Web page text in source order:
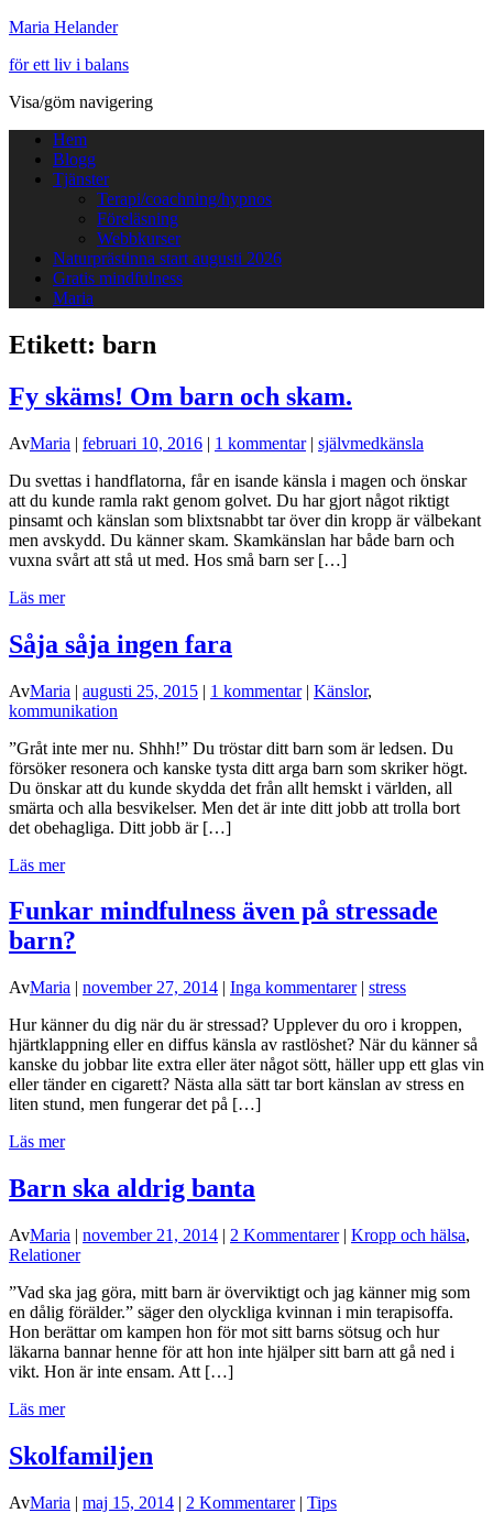
Maria Helander
för ett liv i balans
Visa/göm navigering
Hem
Blogg
Tjänster
Terapi/coachning/hypnos
Föreläsning
Webbkurser
Naturprästinna start augusti 2026
Gratis mindfulness
Maria
Etikett: barn
Fy skäms! Om barn och skam.
AvMaria | februari 10, 2016 | 1 kommentar| självmedkänsla
Du svettas i handflatorna, får en isande känsla i magen och önskar
att du kunde ramla rakt genom golvet. Du har gjort något riktigt
pinsamt och känslan som blixtsnabbt tar över din kropp är välbekant
men avskydd. Du känner skam. Skamkänslan har både barn och
vuxna svårt att stå ut med. Hos små barn ser […]
Läs mer
Såja såja ingen fara
AvMaria | augusti 25, 2015 | 1 kommentar| Känslor,
kommunikation
”Gråt inte mer nu. Shhh!” Du tröstar ditt barn som är ledsen. Du
försöker resonera och kanske tysta ditt arga barn som skriker högt.
Du önskar att du kunde skydda det från allt hemskt i världen, all
smärta och alla besvikelser. Men det är inte ditt jobb att trolla bort
det obehagliga. Ditt jobb är […]
Läs mer
Funkar mindfulness även på stressade
barn?
AvMaria | november 27, 2014 | Inga kommentarer| stress
Hur känner du dig när du är stressad? Upplever du oro i kroppen,
hjärtklappning eller en diffus känsla av rastlöshet? När du känner så
kanske du jobbar lite extra eller äter något sött, häller upp ett glas vin
eller tänder en cigarett? Nästa alla sätt tar bort känslan av stress en
liten stund, men fungerar det på […]
Läs mer
Barn ska aldrig banta
AvMaria | november 21, 2014 | 2 Kommentarer| Kropp och hälsa,
Relationer
”Vad ska jag göra, mitt barn är överviktigt och jag känner mig som
en dålig förälder.” säger den olyckliga kvinnan i min terapisoffa.
Hon berättar om kampen hon för mot sitt barns sötsug och hur
läkarna bannar henne för att hon inte hjälper sitt barn att gå ned i
vikt. Hon är inte ensam. Att […]
Läs mer
Skolfamiljen
AvMaria | maj 15, 2014 | 2 Kommentarer| Tips